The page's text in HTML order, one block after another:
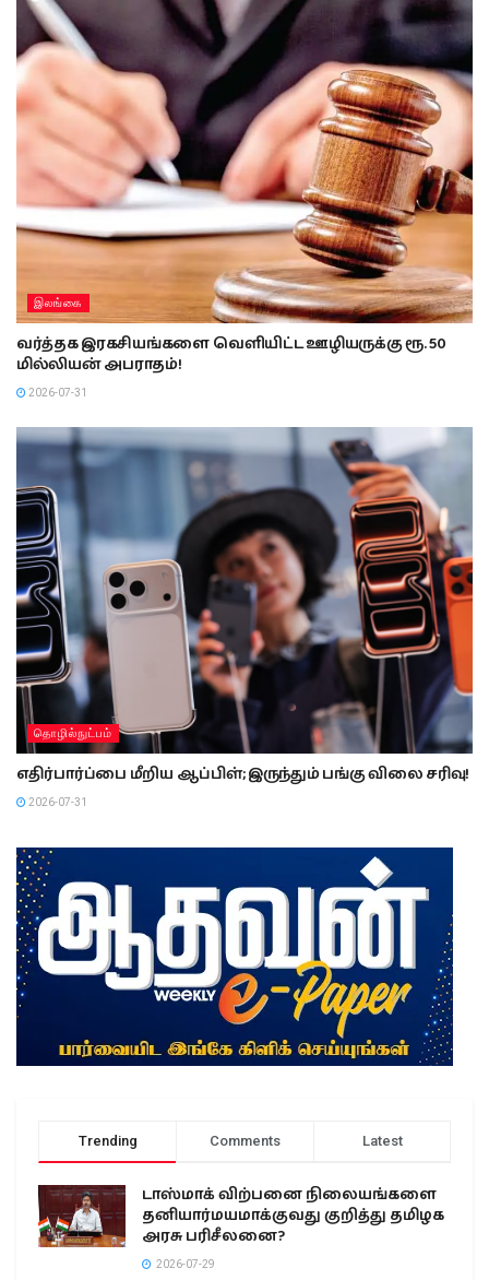
இலங்கை
வர்த்தக இரகசியங்களை வெளியிட்ட ஊழியருக்கு ரூ. 50
மில்லியன் அபராதம்!
2026-07-31
தொழில்நுட்பம்
எதிர்பார்ப்பை மீறிய ஆப்பிள்; இருந்தும் பங்கு விலை சரிவு!
2026-07-31
Trending Comments Latest
டாஸ்மாக் விற்பனை நிலையங்களை
தனியார்மயமாக்குவது குறித்து தமிழக
அரசு பரிசீலனை?
2026-07-29